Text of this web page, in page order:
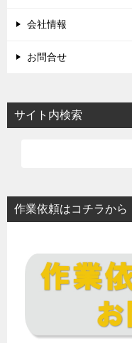
会社情報
お問合せ
サイト内検索
作業依頼はコチラから